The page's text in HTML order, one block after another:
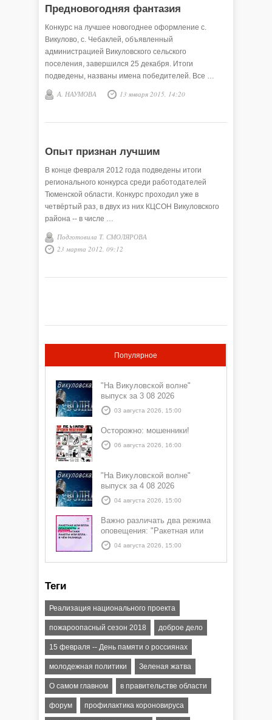
Предновогодняя фантазия
Конкурс на лучшее новогоднее оформление с.
Викулово, с. Чебаклей, объявленный
администрацией Викуловского сельского
поселения, завершился 25 декабря. Итоги
подведены, названы имена победителей. Все …
А. НАУМОВА 13 января 2015, 14:20
Опыт признан лучшим
В конце февраля 2012 года подведены итоги
регионального конкурса среди работодателей
Тюменской области. Конкурс проходил уже в
четвёртый раз, в двух из них КЦСОН Викуловского
района -- в числе …
Подготовила Т. СМОЛЯРОВА
23 марта 2012, 09:12
Популярное
"На Викуловской волне"
выпуск за 3 08 2026
03 августа 2026, 15:00
Осторожно: мошенники!
06 августа 2026, 16:00
"На Викуловской волне"
выпуск за 4 08 2026
04 августа 2026, 15:00
Важно различать два режима
оповещения: "Ракетная или
БПЛА опасность" и "Угроза
атаки ракеты или БПЛА"
04 августа 2026, 15:00
Теги
Реализация национального проекта
пожароопасный сезон 2018 доброе дело
15 февраля -- День памяти о россиянах
молодежная политики Зеленая жатва
О самом главном в правительстве области
форум профилактика короновируса